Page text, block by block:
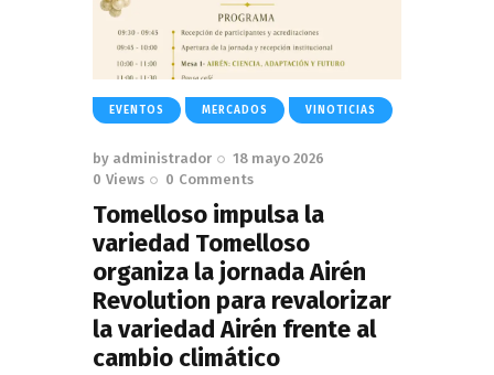
EVENTOS MERCADOS VINOTICIAS
by administrador
18 mayo 2026
0 Views 0 Comments
Tomelloso impulsa la
variedad Tomelloso
organiza la jornada Airén
Revolution para revalorizar
la variedad Airén frente al
cambio climático